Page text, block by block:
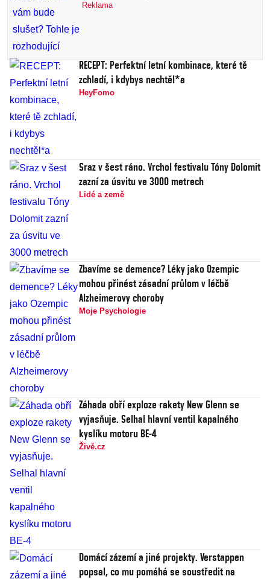
Reklama
RECEPT: Perfektní letní kombinace, které tě
zchladí, i kdybys nechtěl*a
HeyFomo
Sraz v šest ráno. Vrchol festivalu Tóny Dolomit
zazní za úsvitu ve 3000 metrech
Lidé a země
Zbavíme se demence? Léky jako Ozempic
mohou přinést zásadní průlom v léčbě
Alzheimerovy choroby
Moje Psychologie
Záhada obří exploze rakety New Glenn se
vyjasňuje. Selhal hlavní ventil kapalného
kyslíku motoru BE-4
Živě.cz
Domácí zázemí a jiné projekty. Verstappen
popsal, co mu pomáhá se soustředit na